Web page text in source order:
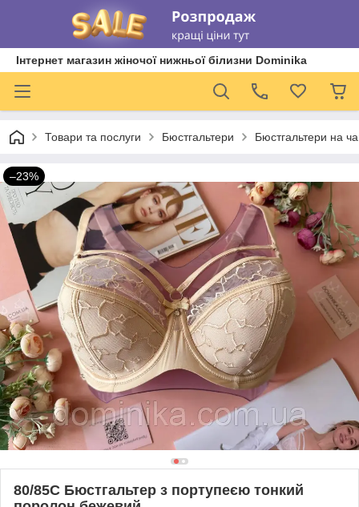
Інтернет магазин жіночої нижньої білизни Dominika
Товари та послуги Бюстгальтери Бюстгальтери на
–23%
80/85C Бюстгальтер з портупеєю тонкий